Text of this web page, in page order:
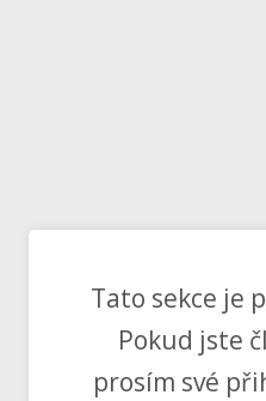
Tato sekce je
Pokud jste
prosím své